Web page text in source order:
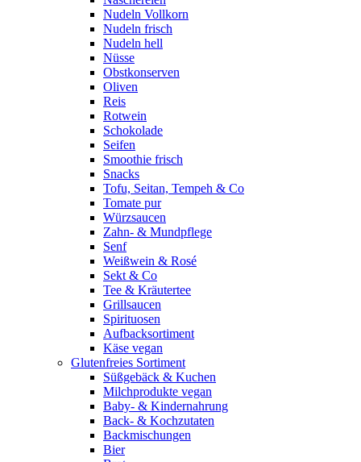
Nudeln Vollkorn
Nudeln frisch
Nudeln hell
Nüsse
Obstkonserven
Oliven
Reis
Rotwein
Schokolade
Seifen
Smoothie frisch
Snacks
Tofu, Seitan, Tempeh & Co
Tomate pur
Würzsaucen
Zahn- & Mundpflege
Senf
Weißwein & Rosé
Sekt & Co
Tee & Kräutertee
Grillsaucen
Spirituosen
Aufbacksortiment
Käse vegan
Glutenfreies Sortiment
Süßgebäck & Kuchen
Milchprodukte vegan
Baby- & Kindernahrung
Back- & Kochzutaten
Backmischungen
Bier